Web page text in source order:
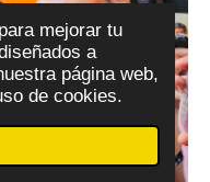
mejorar tu
a
página web,
de cookies.